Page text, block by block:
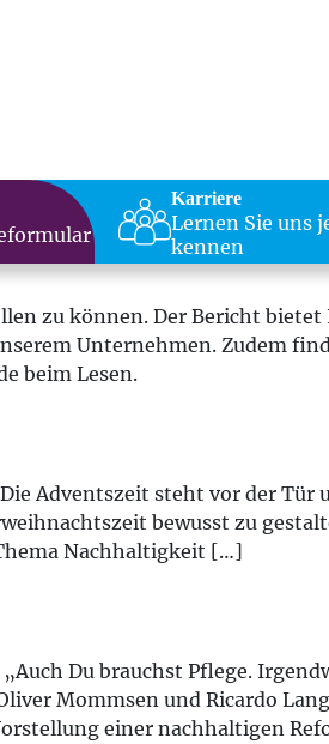
Karriere
Lernen Sie uns
kennen
zu können. Der Bericht
Unternehmen. Zudem
beim Lesen.
Adventszeit steht vor der
bewusst zu
Nachhaltigkeit […]
Du brauchst Pflege.
Mommsen und Ricardo
einer nachhaltigen